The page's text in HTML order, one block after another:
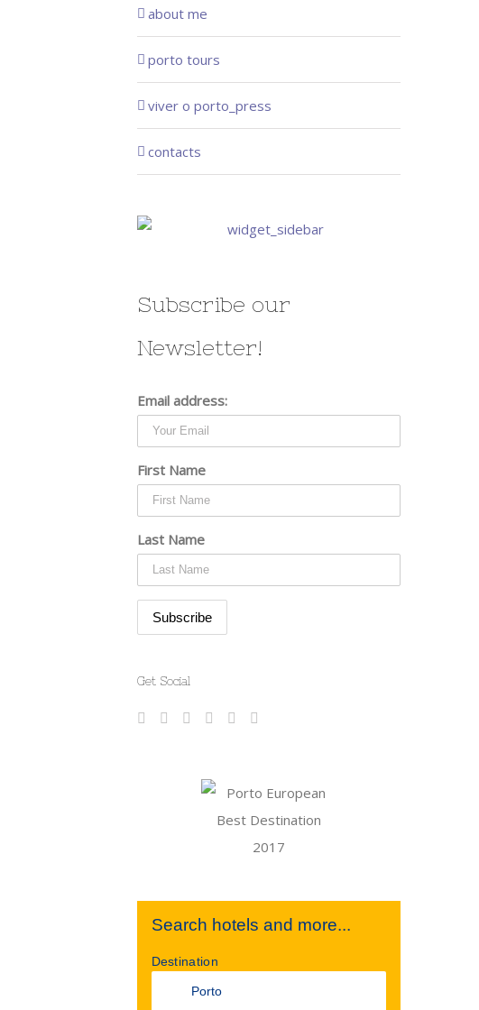
about me
porto tours
viver o porto_press
contacts
Subscribe our
Newsletter!
Email address:
First Name
Last Name
Get Social
Search hotels and more...
Destination